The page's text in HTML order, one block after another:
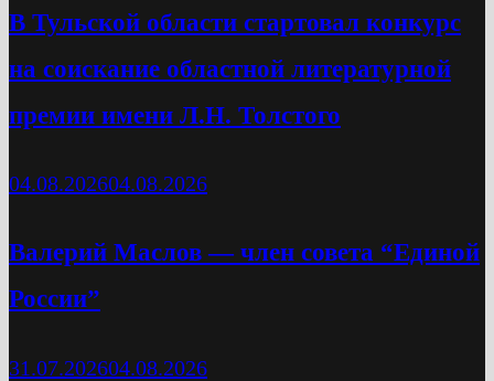
В Тульской области стартовал конкурс
на соискание областной литературной
премии имени Л.Н. Толстого
04.08.202604.08.2026
Валерий Маслов — член совета “Единой
России”
31.07.202604.08.2026